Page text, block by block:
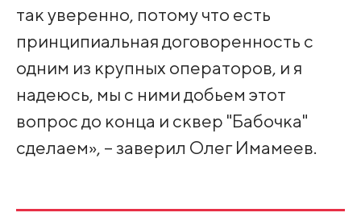
так уверенно, потому что есть
принципиальная договоренность с
одним из крупных операторов, и я
надеюсь, мы с ними добьем этот
вопрос до конца и сквер "Бабочка"
сделаем», – заверил Олег Имамеев.